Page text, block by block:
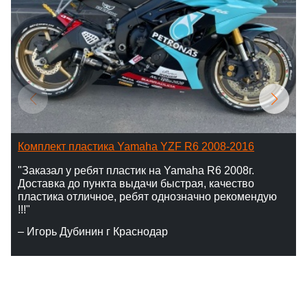
Комплект пластика Yamaha YZF R6 2008-2016
"Заказал у ребят пластик на Yamaha R6 2008г.
Доставка до пункта выдачи быстрая, качество
пластика отличное, ребят однозначно рекомендую
!!!"
– Игорь Дубинин г Краснодар